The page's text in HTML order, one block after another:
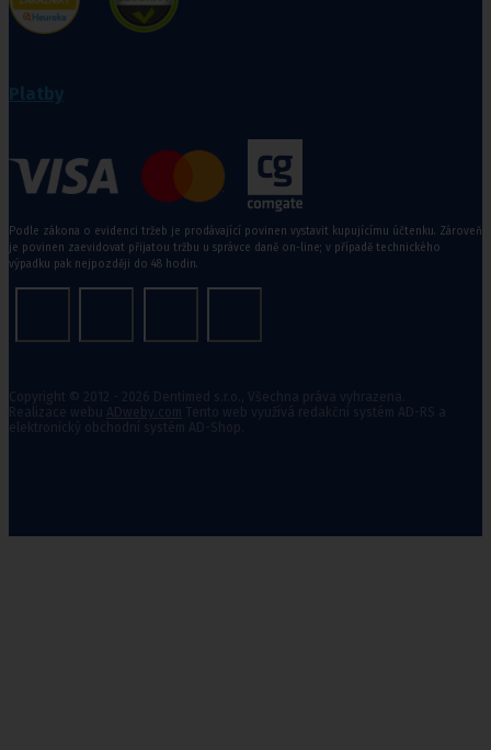
Podle zákona o evidenci tržeb je prodávající povinen vystavit kupujícímu účtenku. Zároveň
je povinen zaevidovat přijatou tržbu u správce daně on-line; v případě technického
výpadku pak nejpozději do 48 hodin.